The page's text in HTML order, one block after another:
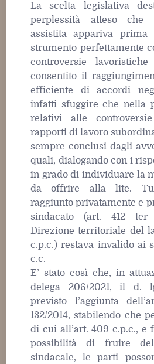
La scelta legislativa
perplessità atteso che
assistita appariva
strumento perfettamente
controversie
consentito il
efficiente di accordi
infatti sfuggire che nella
relativi alle
rapporti di lavoro
sempre conclusi dagli
quali, dialogando con i
in grado di individuare la
da offrire alla lite.
raggiunto privatamente e
sindacato (art. 412
Direzione territoriale del
c.p.c.) restava invalido ai
c.c.
E’ stato così che, in
delega 206/2021, il d.
previsto l’aggiunta
132/2014, stabilendo che
di cui all’art. 409 c.p.c., e
possibilità di fruire
sindacale, le parti